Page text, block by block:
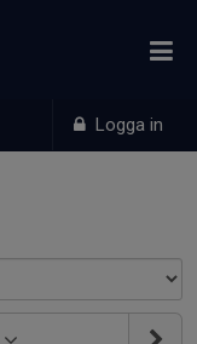
Logga in